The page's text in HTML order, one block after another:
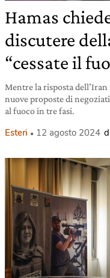
Hamas
discutere
“cessate il
Mentre la risposta
nuove proposte di
al fuoco in tre fasi.
Esteri 12 agosto 2024